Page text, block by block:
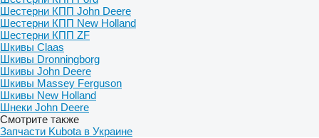
Шестерни КПП John Deere
Шестерни КПП New Holland
Шестерни КПП ZF
Шкивы Claas
Шкивы Dronningborg
Шкивы John Deere
Шкивы Massey Ferguson
Шкивы New Holland
Шнеки John Deere
Смотрите также
Запчасти Kubota в Украине